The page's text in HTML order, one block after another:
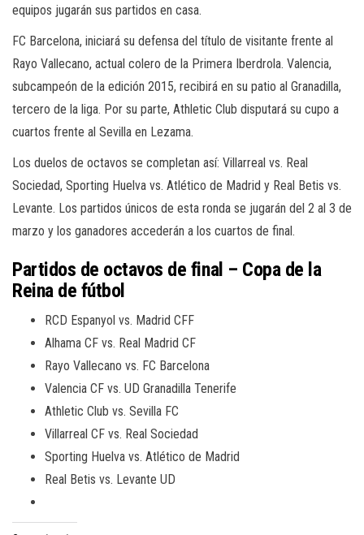
equipos jugarán sus partidos en casa.
FC Barcelona, iniciará su defensa del título de visitante frente al
Rayo Vallecano, actual colero de la Primera Iberdrola. Valencia,
subcampeón de la edición 2015, recibirá en su patio al Granadilla,
tercero de la liga. Por su parte, Athletic Club disputará su cupo a
cuartos frente al Sevilla en Lezama.
Los duelos de octavos se completan así: Villarreal vs. Real
Sociedad, Sporting Huelva vs. Atlético de Madrid y Real Betis vs.
Levante. Los partidos únicos de esta ronda se jugarán del 2 al 3 de
marzo y los ganadores accederán a los cuartos de final.
Partidos de octavos de final – Copa de la
Reina de fútbol
RCD Espanyol vs. Madrid CFF
Alhama CF vs. Real Madrid CF
Rayo Vallecano vs. FC Barcelona
Valencia CF vs. UD Granadilla Tenerife
Athletic Club vs. Sevilla FC
Villarreal CF vs. Real Sociedad
Sporting Huelva vs. Atlético de Madrid
Real Betis vs. Levante UD